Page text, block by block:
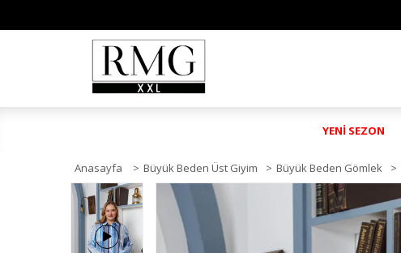
YENİ SEZON
Anasayfa > Büyük Beden Üst Giyim > Büyük Beden Gömlek >